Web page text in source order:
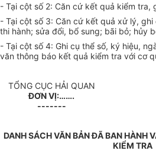
- Tại cột số 2: Căn cứ kết quả kiểm tra,
- Tại cột số 3: Căn cứ kết quả xử lý, ghi
thi hành; sửa đổi, bổ sung; bãi bỏ; hủy
- Tại cột số 4: Ghi cụ thể số, ký hiệu,
văn thông báo kết quả kiểm tra với cơ
TỔNG CỤC HẢI QUAN
ĐƠN VỊ:…….
-------
DANH SÁCH VĂN BẢN ĐÃ BAN HÀNH
KIỂM TRA